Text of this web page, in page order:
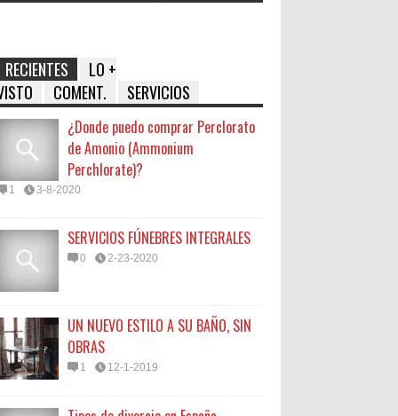
RECIENTES
LO +
COMENT. SERVICIOS
¿Donde puedo comprar Perclorato
de Amonio (Ammonium
Perchlorate)?
1 3-8-2020
SERVICIOS FÚNEBRES INTEGRALES
0 2-23-2020
UN NUEVO ESTILO A SU BAÑO, SIN
OBRAS
1 12-1-2019